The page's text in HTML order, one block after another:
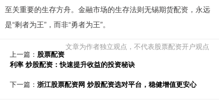
至关重要的生存方舟。金融市场的生存法则无锡期货配资，永远
是“剩者为王”，而非“勇者为王”。
文章为作者独立观点，不代表股票配资开户观点
上一篇： 股票配资
利率 炒股配资：快速提升收益的投资秘诀
下一篇： 浙江股票配资网 炒股配资选对平台，稳健增值更安心